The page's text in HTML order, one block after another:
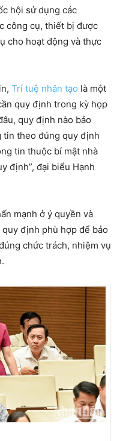
hội sử dụng các
công cụ, thiết bị được
cho hoạt động và thực
Trí tuệ nhân tạo là một
quy định trong kỳ họp
quy định nào bảo
tin theo đúng quy định
tin thuộc bí mật nhà
định”, đại biểu Hạnh
mạnh ở ý quyền và
định phù hợp để bảo
chức trách, nhiệm vụ